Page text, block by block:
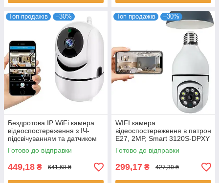
Топ продажів –30%
Бездротова IP WiFi камера
відеоспостереження з ІЧ-
підсвічуванням та датчиком
руху / Поворотна камера
спостереження
Готово до відправки
449,18 ₴ 641,68 ₴
Топ продажів –30%
WIFI камера
відеоспостереження в патрон
Е27, 2MP, Smart 3120S-DPXY
/ Поворотна камера
лампочка для дому
Готово до відправки
299,17 ₴ 427,39 ₴